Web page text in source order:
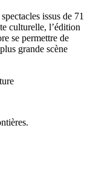
issus de 71
culturelle, l’édition
se permettre de
grande scène